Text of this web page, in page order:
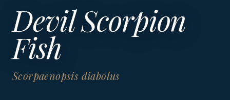
Devil Scorpion
Fish
Scorpaenopsis diabolus